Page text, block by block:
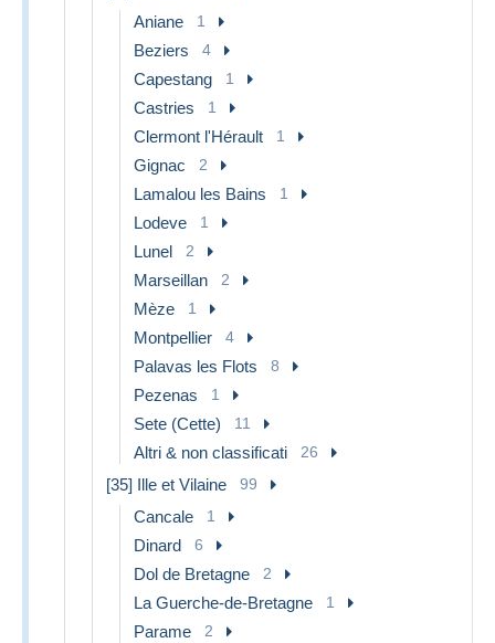
Aniane 1
Beziers 4
Capestang 1
Castries 1
Clermont l'Hérault 1
Gignac 2
Lamalou les Bains 1
Lodeve 1
Lunel 2
Marseillan 2
Mèze 1
Montpellier 4
Palavas les Flots 8
Pezenas 1
Sete (Cette) 11
Altri & non classificati 26
[35] Ille et Vilaine 99
Cancale 1
Dinard 6
Dol de Bretagne 2
La Guerche-de-Bretagne 1
Parame 2